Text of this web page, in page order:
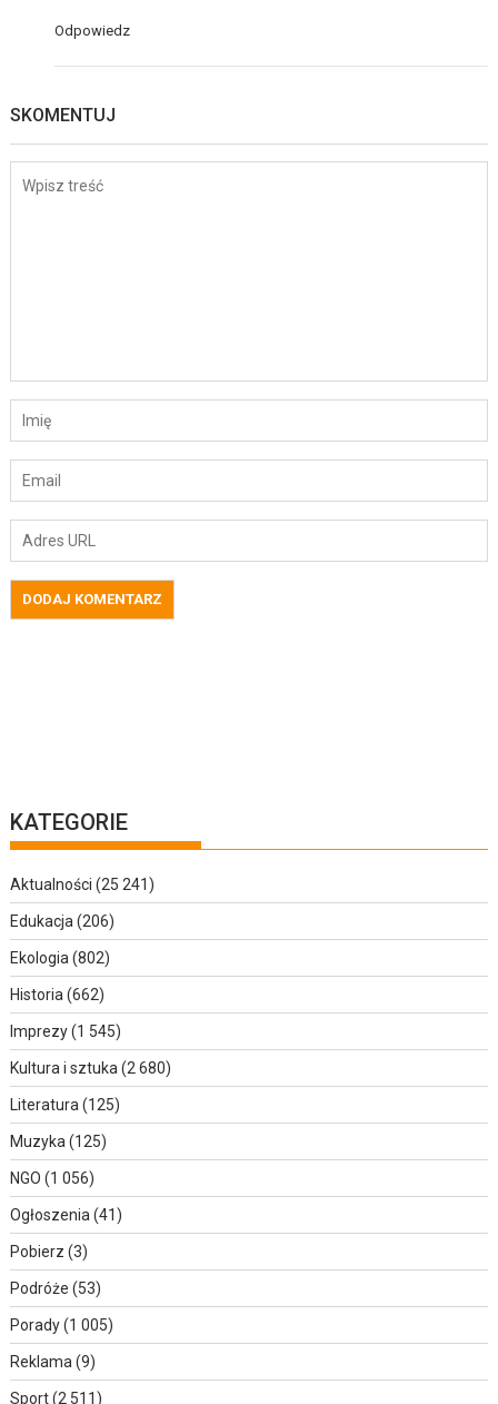
Odpowiedz
SKOMENTUJ
KATEGORIE
Aktualności (25 241)
Edukacja (206)
Ekologia (802)
Historia (662)
Imprezy(1 545)
Kultura i sztuka (2 680)
Literatura (125)
Muzyka (125)
NGO (1 056)
Ogłoszenia (41)
Pobierz (3)
Podróże (53)
Porady(1 005)
Reklama (9)
Sport(2 511)